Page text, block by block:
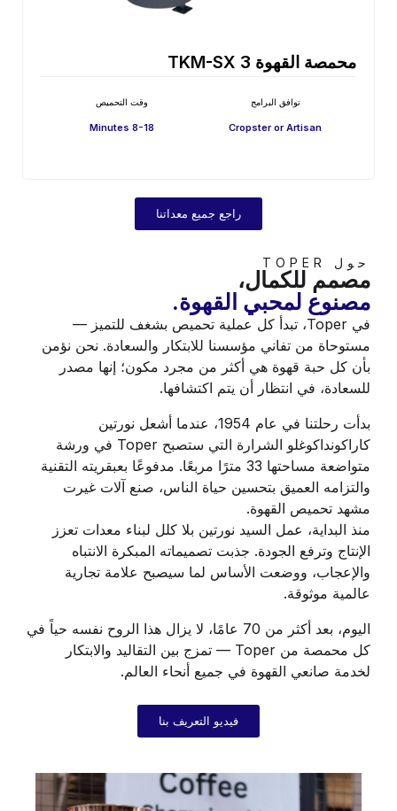
محمصة القهوة TKM-SX 3E
توافق البرامج
Cropster or Artisan
وقت التحميص
8-18 Minutes
راجع جميع معداتنا
حول TOPER
مصمم للكمال،
مصنوع لمحبي القهوة.
في Toper، تبدأ كل عملية تحميص بشغف للتميز —
مستوحاة من تفاني مؤسسنا للابتكار والسعادة. نحن نؤمن
بأن كل حبة قهوة هي أكثر من مجرد مكون؛ إنها مصدر
للسعادة، في انتظار أن يتم اكتشافها.
بدأت رحلتنا في عام 1954، عندما أشعل نورتين
كاراكونداكوغلو الشرارة التي ستصبح Toper في ورشة
متواضعة مساحتها 33 مترًا مربعًا. مدفوعًا بعبقريته التقنية
والتزامه العميق بتحسين حياة الناس، صنع آلات غيرت
مشهد تحميص القهوة.
منذ البداية، عمل السيد نورتين بلا كلل لبناء معدات تعزز
الإنتاج وترفع الجودة. جذبت تصميماته المبكرة الانتباه
والإعجاب، ووضعت الأساس لما سيصبح علامة تجارية
عالمية موثوقة.
اليوم، بعد أكثر من 70 عامًا، لا يزال هذا الروح نفسه حياً في
كل محمصة من Toper — تمزج بين التقاليد والابتكار
لخدمة صانعي القهوة في جميع أنحاء العالم.
فيديو التعريف بنا